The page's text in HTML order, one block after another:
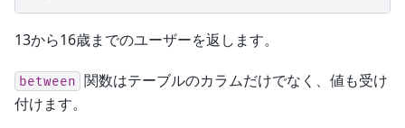
13から16歳までのユーザーを返します。
between 関数はテーブルのカラムだけでなく、値も受け
付けます。